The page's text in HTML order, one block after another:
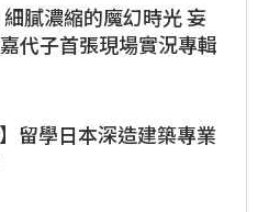
膩濃縮的魔幻時光 妄
代子首張現場實況專輯
留學日本深造建築專業